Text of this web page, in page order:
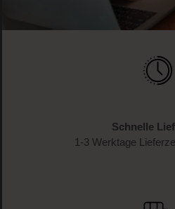
Schnelle
1-3 Werktage